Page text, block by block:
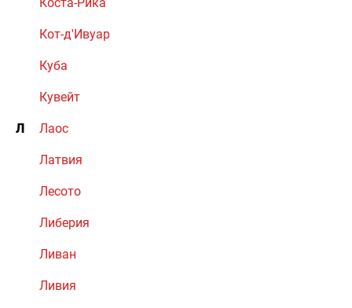
Кот-д'Ивуар
Куба
Кувейт
Л Лаос
Латвия
Лесото
Либерия
Ливан
Ливия